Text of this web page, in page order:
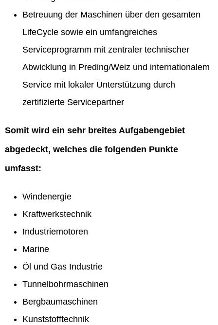
Betreuung der Maschinen über den gesamten
LifeCycle sowie ein umfangreiches
Serviceprogramm mit zentraler technischer
Abwicklung in Preding/Weiz und internationalem
Service mit lokaler Unterstützung durch
zertifizierte Servicepartner
Somit wird ein sehr breites Aufgabengebiet
abgedeckt, welches die folgenden Punkte
umfasst:
Windenergie
Kraftwerkstechnik
Industriemotoren
Marine
Öl und Gas Industrie
Tunnelbohrmaschinen
Bergbaumaschinen
Kunststofftechnik